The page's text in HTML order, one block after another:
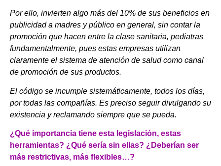
Por ello, invierten algo más del 10% de sus beneficios en
publicidad a madres y público en general, sin contar la
promoción que hacen entre la clase sanitaria, pediatras
fundamentalmente, pues estas empresas utilizan
claramente el sistema de atención de salud como canal
de promoción de sus productos.
El código se incumple sistemáticamente, todos los días,
por todas las compañías. Es preciso seguir divulgando su
existencia y reclamando siempre que se pueda.
¿Qué importancia tiene esta legislación, estas
herramientas? ¿Qué sería sin ellas? ¿Deberían ser
más restrictivas, más flexibles…?